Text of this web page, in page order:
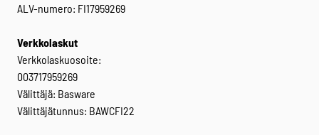
ALV-numero: FI17959269
Verkkolaskut
Verkkolaskuosoite:
003717959269
Välittäjä: Basware
Välittäjätunnus: BAWCFI22